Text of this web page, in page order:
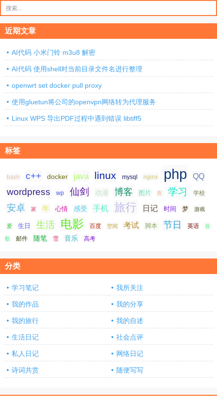
索：
近期文章
AI代码 小米门铃 m3u8 解密
AI代码 使用shell对当前目录文件名进行整理
openwrt set docker pull proxy
使用gluetun将公司的openvpn网络转为代理服务
Linux WPS 导出PDF过程中遇到错误 libtiff5
标签
bash c++ docker java linux mysql nginx php QQ
wordpress wp 仙剑 动漫 博客 图片 夜 学习 学校
安卓 家 年 心情 感受 手机 旅行 日记 时间 梦 游戏
爱 生日 生活 电影 百度 空间 考试 脚本 节日 英语 谷
歌 邮件 随笔 雪 音乐 高考
分类
学习笔记 我所关注
我的作品 我的分享
我的旅行 我的自述
生活日记 社会点评
私人日记 网络日记
诗词共赏 随便写写